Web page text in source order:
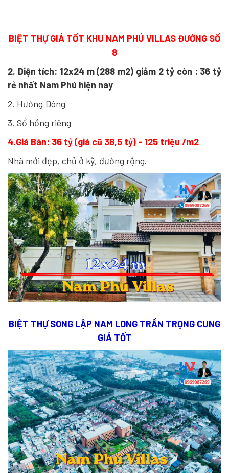
BIỆT THỰ GIÁ TỐT KHU NAM PHÚ VILLAS ĐƯỜNG SỐ
8
2. Diện tích: 12x24 m (288 m2) giảm 2 tỷ còn : 36 tỷ
rẻ nhất Nam Phú hiện nay
2. Hướng Đông
3. Sổ hồng riêng
4.Giá Bán: 36 tỷ (giá cũ 38,5 tỷ) - 125 triệu /m2
Nhà mới đẹp, chủ ở kỹ, đường rộng.
BIỆT THỰ SONG LẬP NAM LONG TRẦN TRỌNG CUNG
GIÁ TỐT